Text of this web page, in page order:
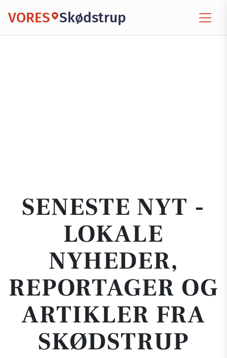
VORES Skødstrup
SENESTE NYT -
LOKALE
NYHEDER,
REPORTAGER OG
ARTIKLER FRA
SKØDSTRUP